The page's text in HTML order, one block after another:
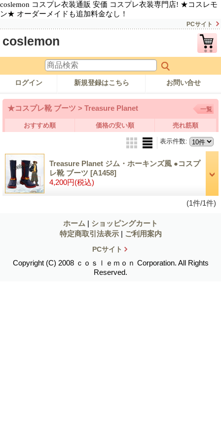
coslemon コスプレ衣装通販 安価 コスプレ衣装専門店! ★コスレモ
ン★ オーダーメイドも追加料金なし！
PCサイト
coslemon
ログイン 新規登録はこちら お問い合せ
★コスプレ靴 ブーツ > Treasure Planet 一覧
おすすめ順 価格の安い順 売れ筋順
表示件数:
Treasure Planet ジム・ホーキンズ風 ●コスプ
レ靴 ブーツ [A1458]
4,200円(税込)
(1件/1件)
ホーム | ショッピングカート
特定商取引法表示 | ご利用案内
PCサイト
Copyright (C) 2008 ｃｏｓｌｅｍｏｎ Corporation. All Rights
Reserved.